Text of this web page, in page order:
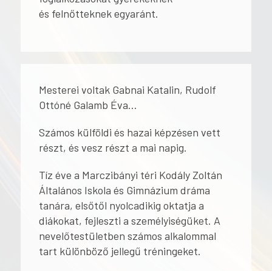
és felnőtteknek egyaránt.
Mesterei voltak Gabnai Katalin, Rudolf
Ottóné Galamb Éva…
Számos külföldi és hazai képzésen vett
részt, és vesz részt a mai napig.
Tíz éve a Marczibányi téri Kodály Zoltán
Általános Iskola és Gimnázium dráma
tanára, elsőtől nyolcadikig oktatja a
diákokat, fejleszti a személyiségüket. A
nevelőtestületben számos alkalommal
tart különböző jellegű tréningeket.